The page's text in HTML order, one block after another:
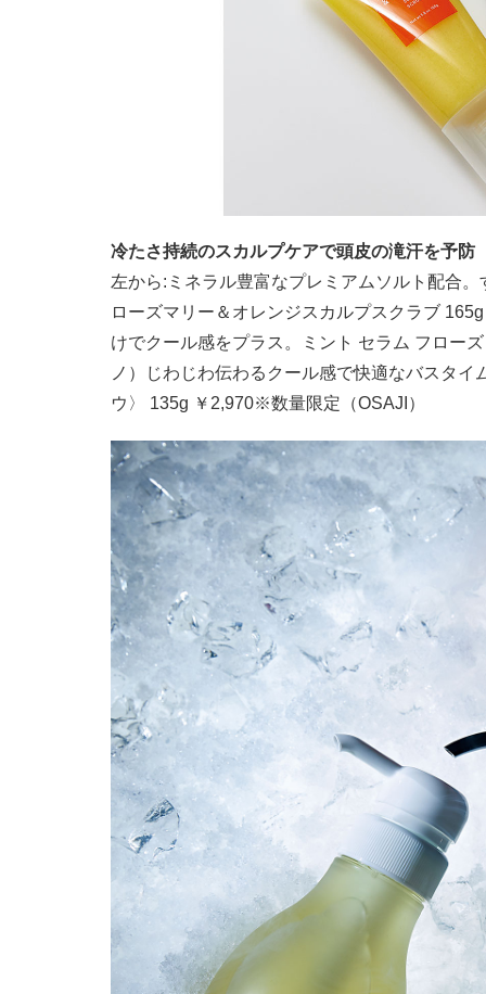
冷たさ持続のスカルプケアで頭皮の滝汗を予防
左から:ミネラル豊富なプレミアムソルト配合
ローズマリー＆オレンジスカルプスクラブ
けでクール感をプラス。ミント セラム フロー
ノ）じわじわ伝わるクール感で快適なバスタ
ウ〉 135g ￥2,970※数量限定（OSAJI）